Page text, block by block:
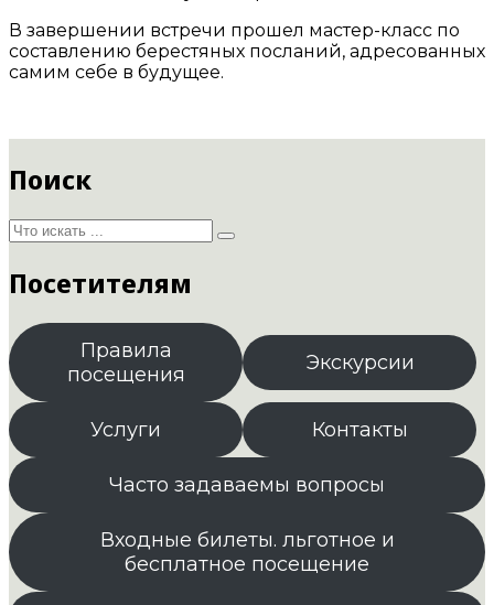
В завершении встречи прошел мастер-класс по
составлению берестяных посланий, адресованных
самим себе в будущее.
Поиск
Посетителям
Правила
посещения
Экскурсии
Услуги Контакты
Часто задаваемы вопросы
Входные билеты. льготное и
бесплатное посещение